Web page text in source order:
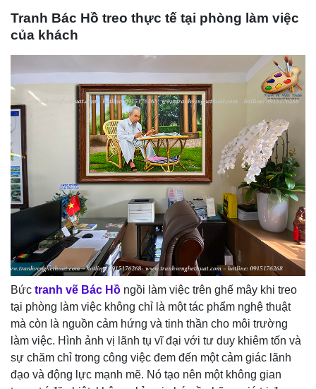
Tranh Bác Hồ treo thực tế tại phòng làm việc
của khách
Bức tranh vẽ Bác Hồ ngồi làm việc trên ghế mây khi treo
tại phòng làm việc không chỉ là một tác phẩm nghệ thuật
mà còn là nguồn cảm hứng và tinh thần cho môi trường
làm việc. Hình ảnh vị lãnh tụ vĩ đại với tư duy khiêm tốn và
sự chăm chỉ trong công việc đem đến một cảm giác lãnh
đạo và động lực mạnh mẽ. Nó tạo nên một không gian